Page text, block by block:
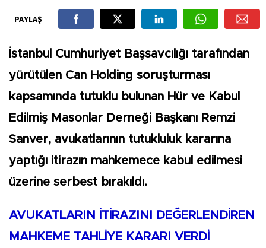
PAYLAŞ
İstanbul Cumhuriyet Başsavcılığı tarafından
yürütülen Can Holding soruşturması
kapsamında tutuklu bulunan Hür ve Kabul
Edilmiş Masonlar Derneği Başkanı Remzi
Sanver, avukatlarının tutukluluk kararına
yaptığı itirazın mahkemece kabul edilmesi
üzerine serbest bırakıldı.
AVUKATLARIN İTİRAZINI DEĞERLENDİREN
MAHKEME TAHLİYE KARARI VERDİ